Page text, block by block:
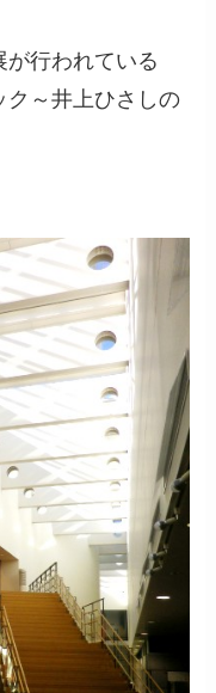
行われている
ク～井上ひさしの